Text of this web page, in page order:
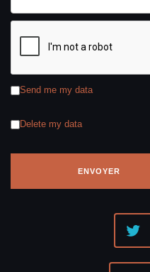
Send me my data
Delete my data